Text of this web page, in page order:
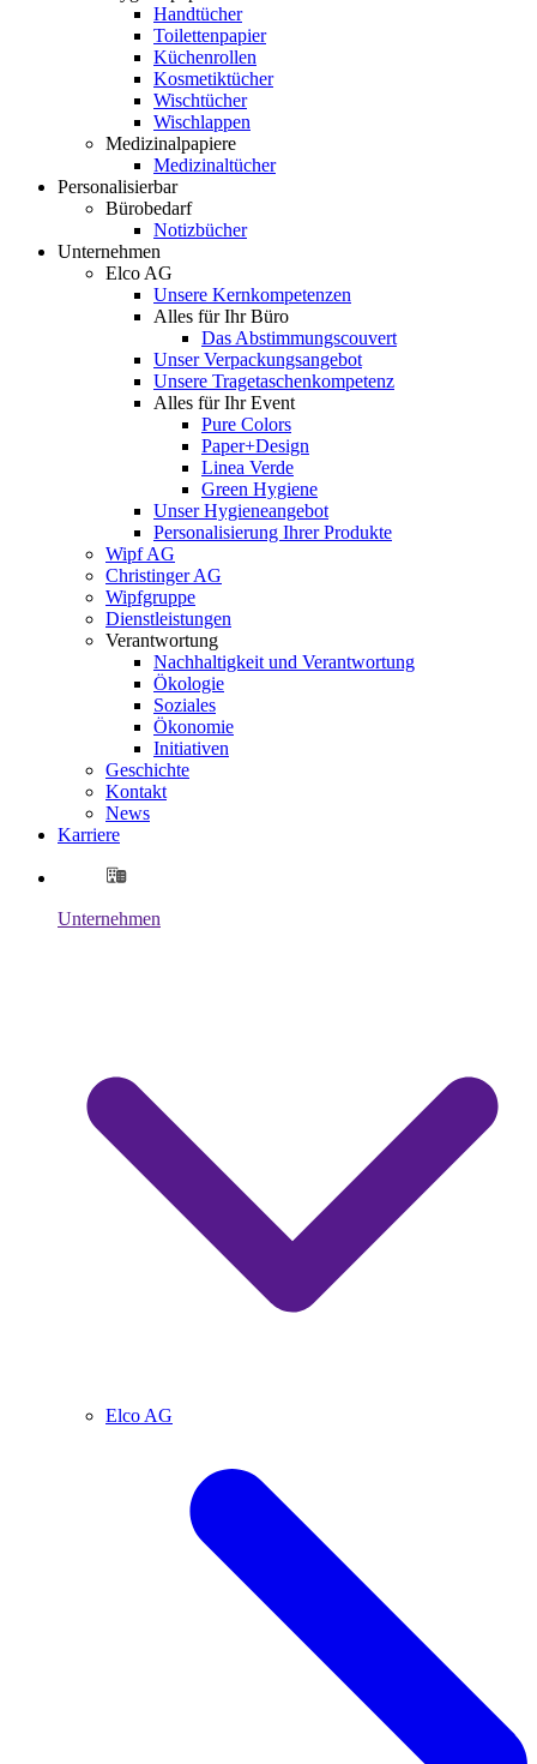
Handtücher
Toilettenpapier
Küchenrollen
Kosmetiktücher
Wischtücher
Wischlappen
Medizinalpapiere
Medizinaltücher
Personalisierbar
Bürobedarf
Notizbücher
Unternehmen
Elco AG
Unsere Kernkompetenzen
Alles für Ihr Büro
Das Abstimmungscouvert
Unser Verpackungsangebot
Unsere Tragetaschenkompetenz
Alles für Ihr Event
Pure Colors
Paper+Design
Linea Verde
Green Hygiene
Unser Hygieneangebot
Personalisierung Ihrer Produkte
Wipf AG
Christinger AG
Wipfgruppe
Dienstleistungen
Verantwortung
Nachhaltigkeit und Verantwortung
Ökologie
Soziales
Ökonomie
Initiativen
Geschichte
Kontakt
News
Karriere
Unternehmen
Elco AG